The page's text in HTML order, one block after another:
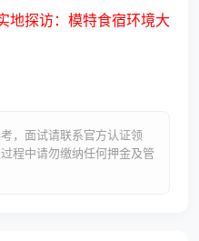
地探访：模特食宿环境大
，面试请联系官方认证领
程中请勿缴纳任何押金及管